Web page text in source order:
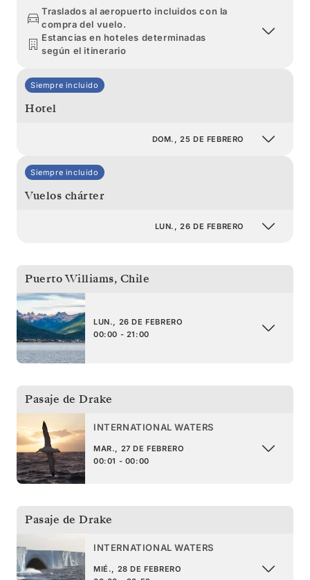
Traslados al aeropuerto incluidos con la
compra del vuelo.
Estancias en hoteles determinadas
según el itinerario
Siempre incluido
Hotel
DOM., 25 DE FEBRERO
Siempre incluido
Vuelos chárter
LUN., 26 DE FEBRERO
Puerto Williams, Chile
LUN., 26 DE FEBRERO
00:00 - 21:00
Pasaje de Drake
INTERNATIONAL WATERS
MAR., 27 DE FEBRERO
00:01 - 00:00
Pasaje de Drake
INTERNATIONAL WATERS
MIÉ., 28 DE FEBRERO